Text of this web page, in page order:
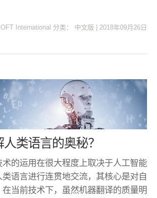
International 分类： 中文版 | 2018年09月26日
类语言的奥秘？
的运用在很大程度上取决于人工智能
语言进行连贯地交流，其核心是对自
当前技术下，虽然机器翻译的质量明